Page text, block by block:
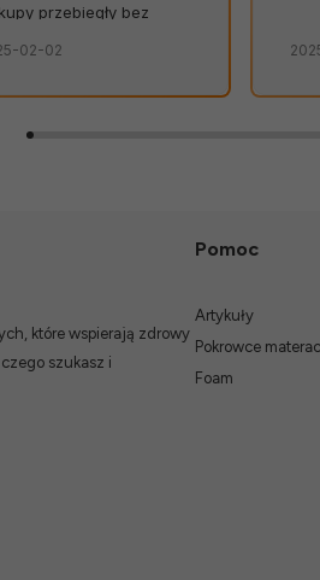
przebiegły bez
bez
02-02
które wspierają zdrowy
szukasz i
Pomoc
Artykuły
Pokrowce
Foam